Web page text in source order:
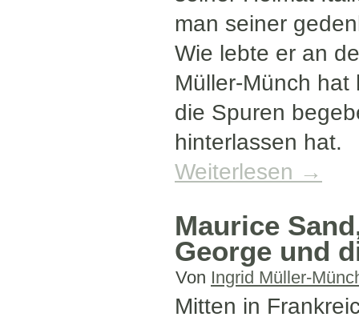
man seiner
Wie lebte er an
Müller-Münch
die Spuren
hinterlassen hat.
Weiterlesen →
Maurice
George und
Von Ingrid Müller-
Mitten in